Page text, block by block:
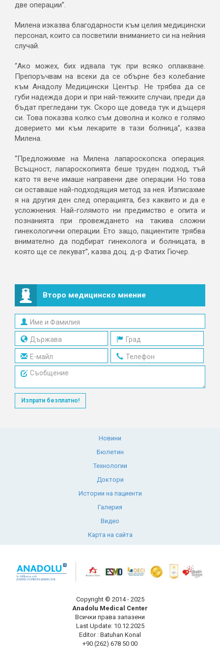
две операции”.
Милена изказва благодарности към целия медицински
персонал, които са посветили вниманието си на нейния
случай.
“Ако можех, бих идвала тук при всяко оплакване.
Препоръчвам на всеки да се обърне без колебание
към Анадолу Медицински Център. Не трябва да се
губи надежда дори и при най-тежките случаи, преди да
бъдат прегледани тук. Скоро ще доведа тук и дъщеря
си. Това показва колко съм доволна и колко е голямо
доверието ми към лекарите в тази болница”, казва
Милена.
“Предложихме на Милена лапароскопска операция.
Всъщност, лапароскопията беше труден подход, тъй
като тя вече имаше направени две операции. Но това
си оставаше най-подходящия метод за нея. Изписахме
я на другия ден след операцията, без каквито и да е
усложнения. Най-голямото ни предимство е опита и
познанията при провеждането на такива сложни
гинекологични операции. Ето защо, пациентите трябва
внимателно да подбират гинеколога и болницата, в
която ще се лекуват”, казва доц. д-р Фатих Гючер.
Второ медицинско мнение
Изпрати безплатно!
Новини
Бюлетин
Технологии
Доктори
Истории на пациенти
Галерия
Видео
Карта на сайта
Copyright © 2014 - 2025
Anadolu Medical Center
Всички права запазени
Last Update: 10.12.2025
Editor : Batuhan Konal
+90 (262) 678 50 00